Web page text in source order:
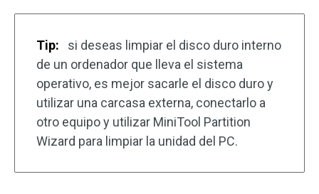
Tip:
si deseas limpiar el disco duro interno
de un ordenador que lleva el sistema
operativo, es mejor sacarle el disco duro y
utilizar una carcasa externa, conectarlo a
otro equipo y utilizar MiniTool Partition
Wizard para limpiar la unidad del PC.